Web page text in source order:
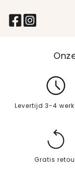
Levertijd 3-4
Gratis